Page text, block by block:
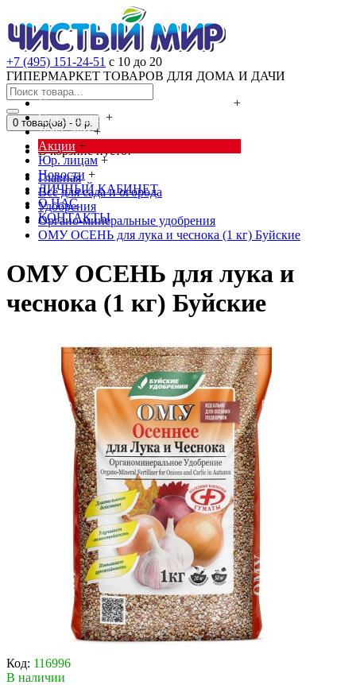
+7 (495) 151-24-51 с 10 до 20
ГИПЕРМАРКЕТ ТОВАРОВ ДЛЯ ДОМА И ДАЧИ
Cредства от насекомых и грызунов
+
Сад, огород +
Дача, дом +
Акции +
Юр. лицам +
Новости +
ЛИЧНЫЙ КАБИНЕТ
О НАС
КОНТАКТЫ
0 товар(ов) - 0 р.
В корзине пусто!
Главная
Всё для сада и огорода
Удобрения
Органо-минеральные удобрения
ОМУ ОСЕНЬ для лука и чеснока (1 кг) Буйские
ОМУ ОСЕНЬ для лука и
чеснока (1 кг) Буйские
Код: 116996
В наличии